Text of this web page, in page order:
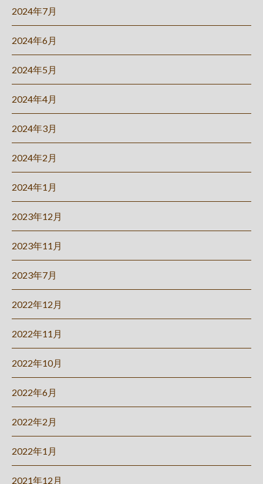
2024年7月
2024年6月
2024年5月
2024年4月
2024年3月
2024年2月
2024年1月
2023年12月
2023年11月
2023年7月
2022年12月
2022年11月
2022年10月
2022年6月
2022年2月
2022年1月
2021年12月